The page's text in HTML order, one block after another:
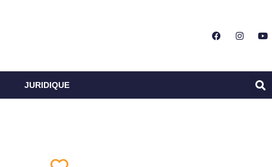
JURIDIQUE